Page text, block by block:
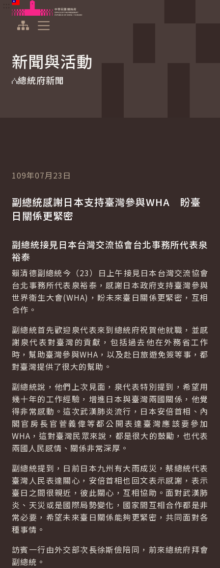
跳到主要內容
中華民國總統府
新聞與活動
總統府新聞
109年07月23日
副總統感謝日本支持臺灣參與WHA 盼臺
日關係更緊密
副總統接見日本台灣交流協會台北事務所代表泉
裕泰
賴清德副總統今（23）日上午接見日本台灣交流協會
台北事務所代表泉裕泰，感謝日本政府支持臺灣參與
世界衛生大會(WHA)，盼未來臺日關係更緊密，互相
合作。
副總統首先歡迎泉代表來到總統府祝賀他就職，並感
謝泉代表對臺灣的貢獻，包括過去他在外務省工作
時，幫助臺灣參與WHA，以及赴日旅遊免簽等事，都
對臺灣提供了很大的幫助。
副總統說，他們上次見面，泉代表特別提到，希望用
幾十年的工作經驗，增進日本與臺灣兩國關係，他覺
得非常感動。這次武漢肺炎流行，日本安倍首相、內
閣官房長官菅義偉等都公開表達臺灣應該要參加
WHA，這對臺灣民眾來說，都是很大的鼓勵，也代表
兩國人民感情、關係非常深厚。
副總統提到，日前日本九州有大雨成災，蔡總統代表
臺灣人民表達關心，安倍首相也回文表示感謝，表示
臺日之間很親近，彼此關心，互相協助。面對武漢肺
炎、天災或是國際局勢變化，國家間互相合作都是非
常必要，希望未來臺日關係能夠更緊密，共同面對各
種事情。
訪賓一行由外交部次長徐斯儉陪同，前來總統府拜會
副總統。